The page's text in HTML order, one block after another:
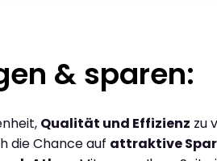
& sparen:
Qualität und Effizienz zu
die Chance auf attraktive